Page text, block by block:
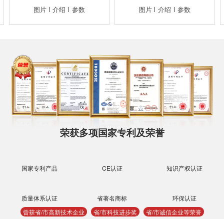
图片 介绍 参数 图片 介绍 参数
荣获多项国家专利及荣誉
国家专利产品 CE认证 知识产权认证
质量体系认证 省著名商标
环保认证
曾获省/市高新技术企业
省/市科技进步奖 省/市诚信企业等荣誉